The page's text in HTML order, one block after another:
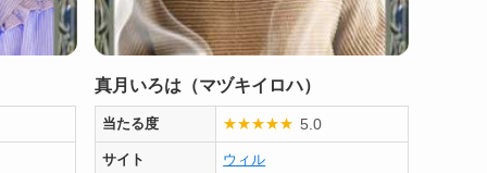
真月いろは（マヅキイロハ）
当たる度 ★★★★★ 5.0
サイト ウィル